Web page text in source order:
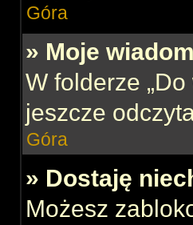
Góra
» Moje
W folderze
jeszcze
Góra
» Dostaję
Możesz